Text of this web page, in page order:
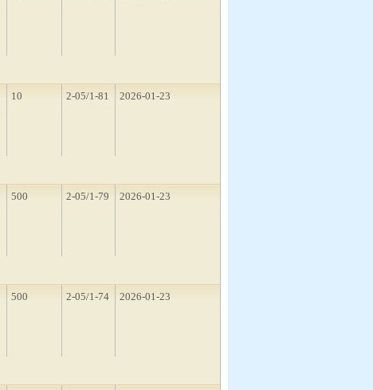
10 2-05/1-81 2026-01-23
500 2-05/1-79 2026-01-23
500 2-05/1-74 2026-01-23